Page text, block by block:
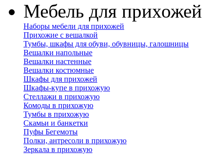
Мебель для прихожей
Наборы мебели для прихожей
Прихожие с вешалкой
Тумбы, шкафы для обуви, обувницы, галошницы
Вешалки напольные
Вешалки настенные
Вешалки костюмные
Шкафы для прихожей
Шкафы-купе в прихожую
Стеллажи в прихожую
Комоды в прихожую
Тумбы в прихожую
Скамьи и банкетки
Пуфы Бегемоты
Полки, антресоли в прихожую
Зеркала в прихожую